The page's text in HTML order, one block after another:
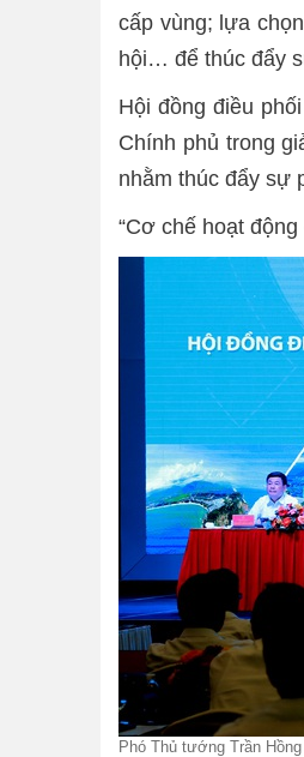
cấp vùng; lựa
hội… để thúc đẩy
Hội đồng điều
Chính phủ trong
nhằm thúc đẩy sự
“Cơ chế hoạt
Phó Thủ tướng Trần